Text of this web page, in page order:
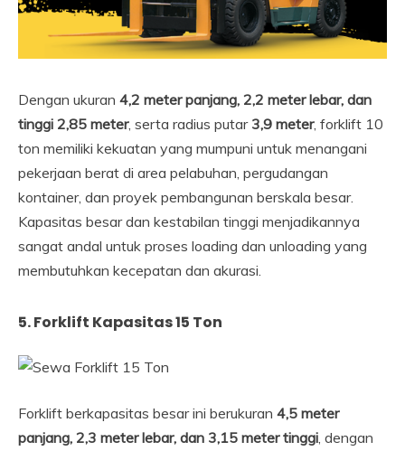
Dengan ukuran 4,2 meter panjang, 2,2 meter lebar, dan
tinggi 2,85 meter, serta radius putar 3,9 meter, forklift 10
ton memiliki kekuatan yang mumpuni untuk menangani
pekerjaan berat di area pelabuhan, pergudangan
kontainer, dan proyek pembangunan berskala besar.
Kapasitas besar dan kestabilan tinggi menjadikannya
sangat andal untuk proses loading dan unloading yang
membutuhkan kecepatan dan akurasi.
5. Forklift Kapasitas 15 Ton
Forklift berkapasitas besar ini berukuran 4,5 meter
panjang, 2,3 meter lebar, dan 3,15 meter tinggi , dengan